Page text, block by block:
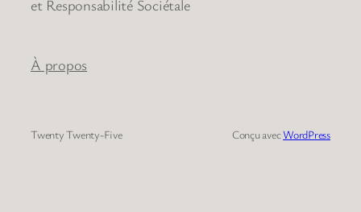
et Responsabilité Sociétale
À propos
Twenty Twenty-Five Conçu avecWordPress